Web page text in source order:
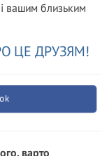
вашим близьким
ЦЕ ДРУЗЯМ!